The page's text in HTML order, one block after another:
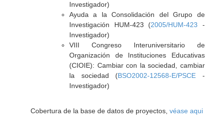
Investigador)
Ayuda a la Consolidación del Grupo de
Investigación HUM-423 (2005/HUM-423 -
Investigador)
VIII Congreso Interuniversitario de
Organización de Instituciones Educativas
(CIOIE): Cambiar con la sociedad, cambiar
la sociedad (BSO2002-12568-E/PSCE -
Investigador)
Cobertura de la base de datos de proyectos, véase aqui